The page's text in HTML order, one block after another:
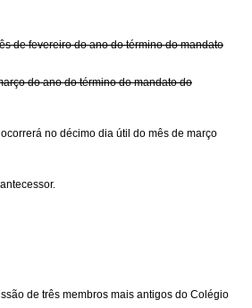
de fevereiro do ano do término do mandato
do ano do término do mandato do
no décimo dia útil do mês de março
de três membros mais antigos do Colégio